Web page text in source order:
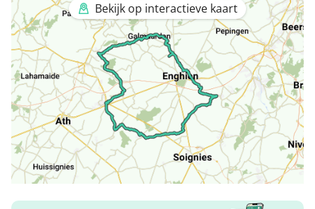
Bekijk op interactieve kaart